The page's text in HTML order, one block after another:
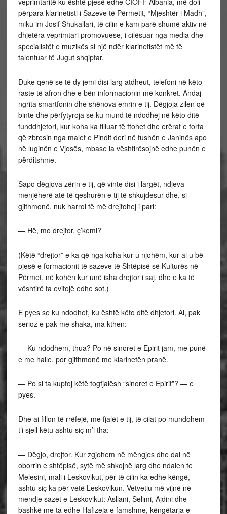
përpara klarinetisti i Sazeve të Përmetit, “Mjeshtër i Madh”,
miku im Josif Shukallari, të cilin e kam parë shumë aktiv në
dhjetëra veprimtari promovuese, i cilësuar nga media dhe
specialistët e muzikës si një ndër klarinetistët më të
talentuar të Jugut shqiptar.
Duke qenë se të dy jemi disi larg atdheut, telefoni në këto
raste të afron dhe e bën informacionin më konkret. Andaj
ngrita smartfonin dhe shënova emrin e tij. Dëgjoja zilen që
binte dhe përfytyroja se ku mund të ndodhej në këto ditë
funddhjetori, kur koha ka filluar të ftohet dhe erërat e forta
që zbresin nga malet e Pindit deri në fushën e Janinës apo
në luginën e Vjosës, mbase ia vështirësojnë edhe punën e
përditshme.
Sapo dëgjova zërin e tij, që vinte disi i largët, ndjeva
menjëherë atë të qeshurën e tij të shkujdesur dhe, si
gjithmonë, nuk harroi të më drejtohej i pari:
— Hë, mo drejtor, ç’kemi?
(Këtë “drejtor” e ka që nga koha kur u njohëm, kur ai u bë
pjesë e formacionit të sazeve të Shtëpisë së Kulturës në
Përmet, në kohën kur unë isha drejtor i saj, dhe e ka të
vështirë ta evitojë edhe sot.)
E pyes se ku ndodhet, ku është këto ditë dhjetori. Ai, pak
serioz e pak me shaka, ma kthen:
— Ku ndodhem, thua? Po në sinoret e Epirit jam, me punë
e me halle, por gjithmonë me klarinetën pranë.
— Po si ta kuptoj këtë togfjalësh “sinoret e Epirit”? — e
pyes.
Dhe ai fillon të rrëfejë, me fjalët e tij, të cilat po mundohem
t’i sjell këtu ashtu siç m’i tha:
— Dëgjo, drejtor. Kur zgjohem në mëngjes dhe dal në
oborrin e shtëpisë, sytë më shkojnë larg dhe ndalen te
Melesini, mali i Leskovikut, për të cilin ka edhe këngë,
ashtu siç ka për vetë Leskovikun. Vetvetiu më vijnë në
mendje sazet e Leskovikut: Asllani, Selimi, Ajdini dhe
bashkë me ta edhe Hafizeja e famshme, këngëtarja e